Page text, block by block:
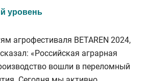
уровень
агрофестиваля BETAREN 2024,
«Российская аграрная
вошли в переломный